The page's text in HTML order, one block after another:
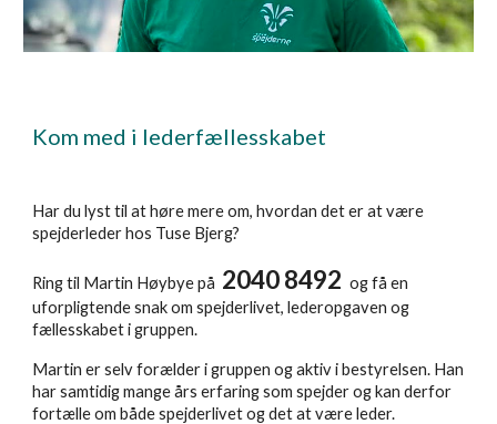
Kom med i lederfællesskabet
Har du lyst til at høre mere om, hvordan det er at være
spejderleder hos Tuse Bjerg?
Ring til Martin Høybye på 2040 8492 og få en
uforpligtende snak om spejderlivet, lederopgaven og
fællesskabet i gruppen.
Martin er selv forælder i gruppen og aktiv i bestyrelsen. Han
har samtidig mange års erfaring som spejder og kan derfor
fortælle om både spejderlivet og det at være leder.